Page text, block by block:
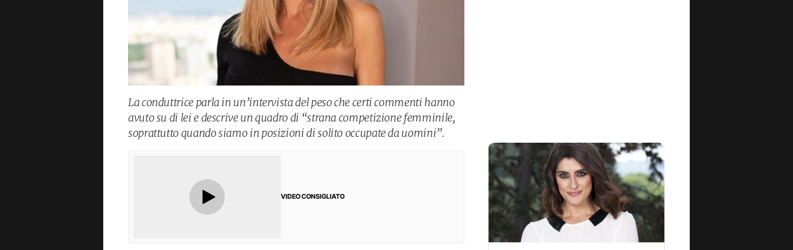
La conduttrice parla in un’intervista del peso che certi commenti hanno
avuto su di lei e descrive un quadro di “strana competizione femminile,
soprattutto quando siamo in posizioni di solito occupate da uomini”.
VIDEO CONSIGLIATO